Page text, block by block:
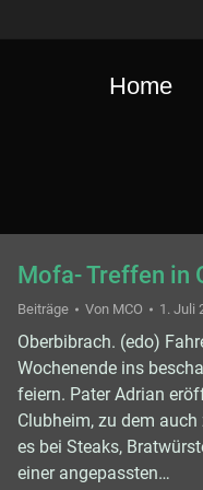
Home
Mofa- Treffen in
Beiträge Von MCO 1. Juli
Oberbibrach. (edo)
Wochenende ins
feiern. Pater Adrian
Clubheim, zu dem
es bei Steaks,
einer angepassten…